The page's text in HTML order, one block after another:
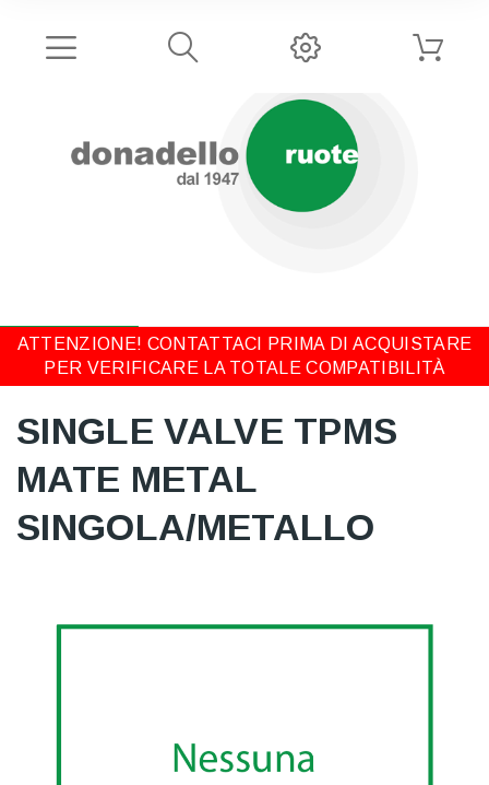
ATTENZIONE! CONTATTACI PRIMA DI ACQUISTARE
PER VERIFICARE LA TOTALE COMPATIBILITÀ
SINGLE VALVE TPMS
MATE METAL
SINGOLA/METALLO